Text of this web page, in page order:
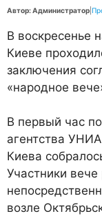
Автор: Администратор
В воскресенье
Киеве
заключения
«народное
В первый час
агентства
Киева
Участники
возле